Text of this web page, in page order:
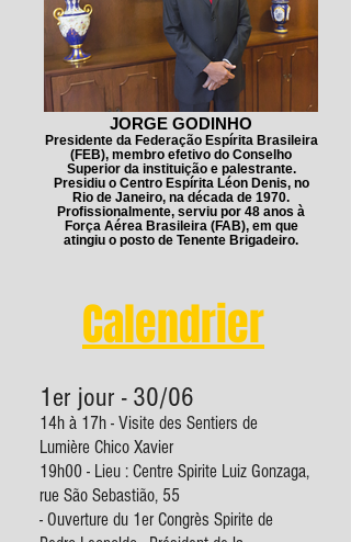
JORGE GODINHO
Presidente da Federação Espírita Brasileira
(FEB), membro efetivo do Conselho
Superior da instituição e palestrante.
Presidiu o Centro Espírita Léon Denis, no
Rio de Janeiro, na década de 1970.
Profissionalmente, serviu por 48 anos à
Força Aérea Brasileira (FAB), em que
atingiu o posto de Tenente Brigadeiro.
Calendrier
1er jour - 30/06
14h à 17h - Visite des Sentiers de
Lumière Chico Xavier
19h00 - Lieu : Centre Spirite Luiz Gonzaga,
rue São Sebastião, 55
- Ouverture du 1er Congrès Spirite de